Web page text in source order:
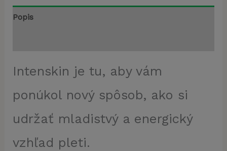
Popis
Intenskin je tu, aby vám
ponúkol nový spôsob, ako si
udržať mladistvý a energický
vzhľad pleti.